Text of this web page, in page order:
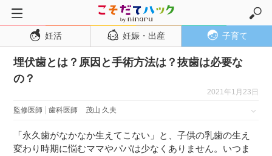
トップページ
妊活
妊娠・出産
妊娠中期
妊活 妊娠・出産 子育て
埋伏歯とは？原因と手術方法は？抜歯は必要な
の？
2021年1月23日
監修医師 歯科医師 茂山 久夫
「永久歯がなかなか生えてこない」と、子供の乳歯の生え
変わり時期に悩むママやパパは少なくありません。いつま